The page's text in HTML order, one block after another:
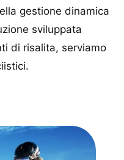
gestione dinamica
sviluppata
di risalita, serviamo